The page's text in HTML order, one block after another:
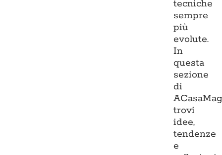
tecniche
sempre
più
evolute.
In
questa
sezione
di
trovi
idee,
tendenze
e